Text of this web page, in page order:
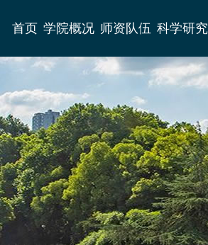
首页 学院概况 师资队伍 科学研究